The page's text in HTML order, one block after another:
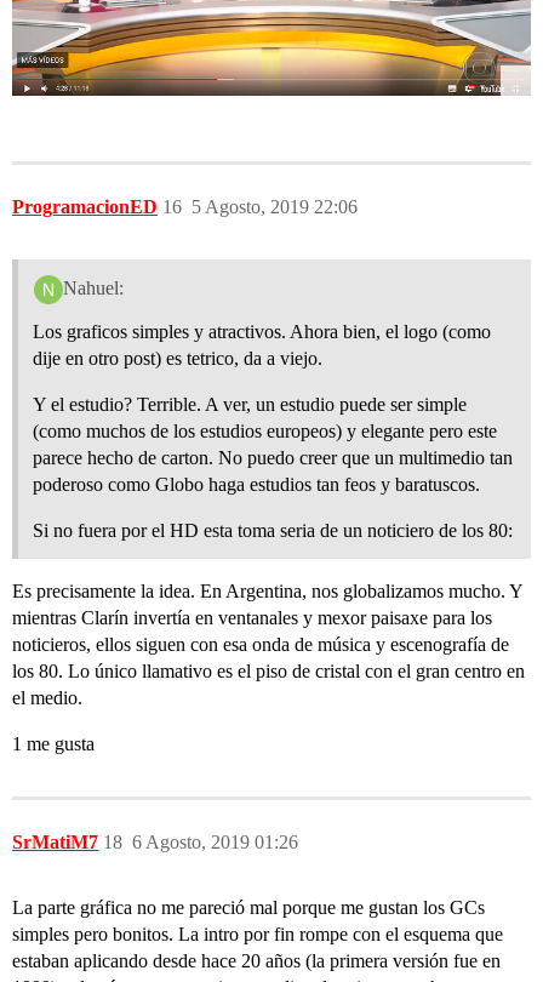
ProgramacionED 5 Agosto, 2019 22:06
16
Nahuel:
Los graficos simples y atractivos. Ahora bien, el logo (como
dije en otro post) es tetrico, da a viejo.
Y el estudio? Terrible. A ver, un estudio puede ser simple
(como muchos de los estudios europeos) y elegante pero este
parece hecho de carton. No puedo creer que un multimedio tan
poderoso como Globo haga estudios tan feos y baratuscos.
Si no fuera por el HD esta toma seria de un noticiero de los 80:
Es precisamente la idea. En Argentina, nos globalizamos mucho. Y
mientras Clarín invertía en ventanales y mexor paisaxe para los
noticieros, ellos siguen con esa onda de música y escenografía de
los 80. Lo único llamativo es el piso de cristal con el gran centro en
el medio.
1 me gusta
SrMatiM7 6 Agosto, 2019 01:26
18
La parte gráfica no me pareció mal porque me gustan los GCs
simples pero bonitos. La intro por fin rompe con el esquema que
estaban aplicando desde hace 20 años (la primera versión fue en